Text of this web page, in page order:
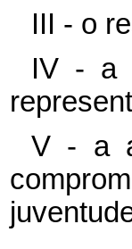
III - o
IV - a
V - a